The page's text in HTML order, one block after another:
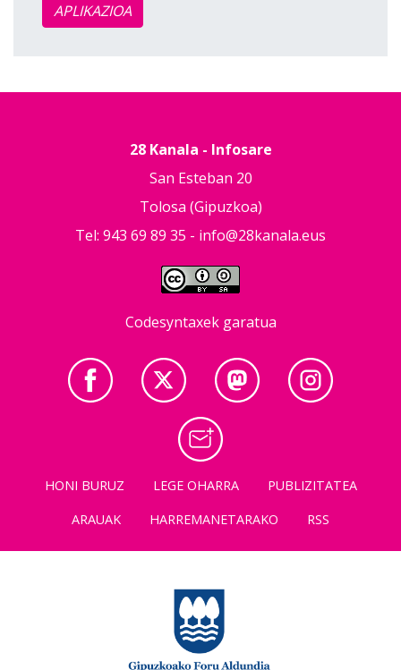
APLIKAZIOA
28 Kanala - Infosare
San Esteban 20
Tolosa (Gipuzkoa)
Tel: 943 69 89 35 - info@28kanala.eus
Codesyntaxek garatua
HONI BURUZ LEGE OHARRA
PUBLIZITATEA
ARAUAK
HARREMANETARAKO RSS